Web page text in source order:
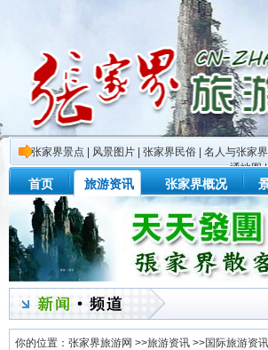
张家界景点 风景图片 张家界民俗 名人与张家界
通地图
首页 旅游资讯 张家界概况
你的位置： 张家界旅游网 >>旅游资讯 >>国际旅游资讯